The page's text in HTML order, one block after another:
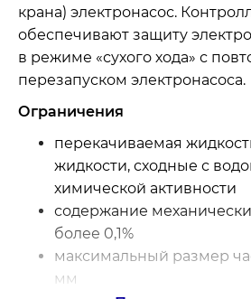
крана) электронасос.
обеспечивают защиту
в режиме «сухого хода» с
перезапуском электронасоса.
Ограничения
перекачиваемая
жидкости, сходные с
химической активности
содержание
более 0,1%
максимальный размер
мм